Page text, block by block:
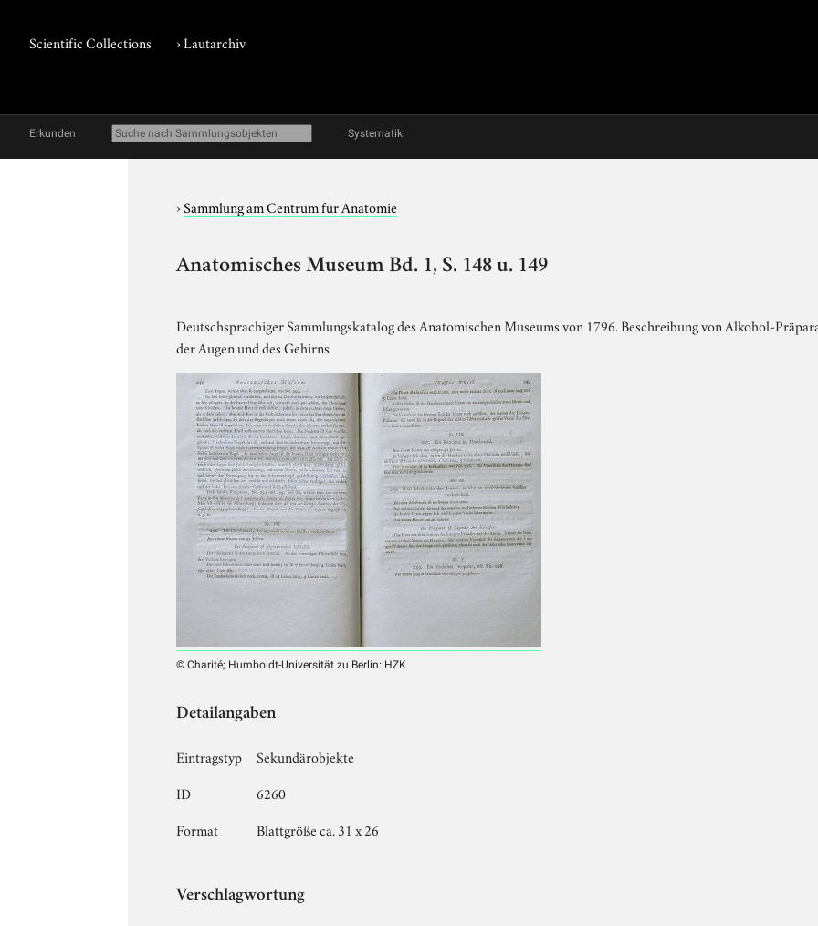
Scientific Collections ›Lautarchiv
Erkunden Systematik
›Sammlung am Centrum für Anatomie
Anatomisches Museum Bd. 1, S. 148 u. 149
Deutschsprachiger Sammlungskatalog des Anatomischen Museums von 1796. Beschreibung von Alkohol-
der Augen und des Gehirns
© Charité; Humboldt-Universität zu Berlin: HZK
Detailangaben
Eintragstyp
Sekundärobjekte
ID
6260
Format
Blattgröße ca. 31 x 26
Verschlagwortung